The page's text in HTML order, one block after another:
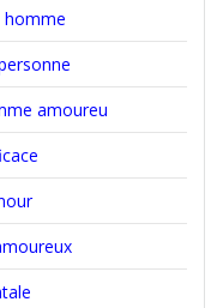
homme
amoureu